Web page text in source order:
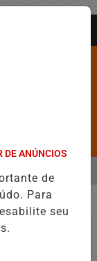
E REFORÇA
MENU
DE ANÚNCIOS
de
Para
seu